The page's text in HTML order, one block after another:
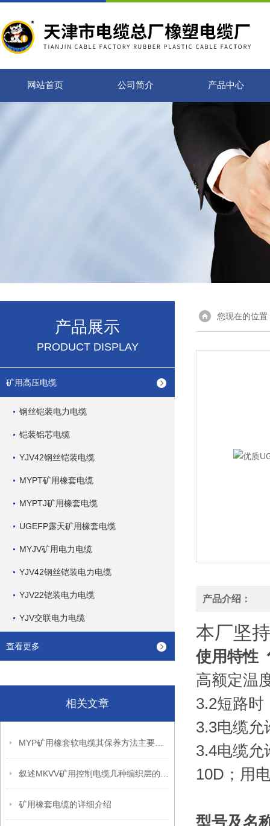
网站首页 公司简介 产品中心
产品展示
PRODUCT DISPLAY
矿用高压电缆
钢丝铠装电力电缆
铠装铝芯电缆
YJV42钢丝铠装电缆
MYPT矿用橡套电缆
MYPTJ矿用橡套电缆
UGEFP露天矿用橡套电缆
MYJV矿用电力电缆
YJV42钢丝铠装电力电缆
YJV22铠装电力电缆
YJV交联电力电缆
查看更多
相关文章
矿用橡套电缆的详细介绍
您现在的位置
产品介绍：
本厂坚
使用特性
高额定温
3.2短路时
3.3电缆允
3.4电缆允
10D ；用
型号及名